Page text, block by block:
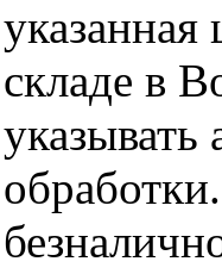
указанная
складе в